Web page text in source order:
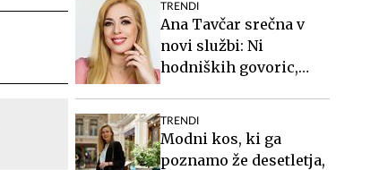
TRENDI
Ana Tavčar srečna v
novi službi: Ni
hodniških govoric,
TRENDI
Modni kos, ki ga
poznamo že desetletja,